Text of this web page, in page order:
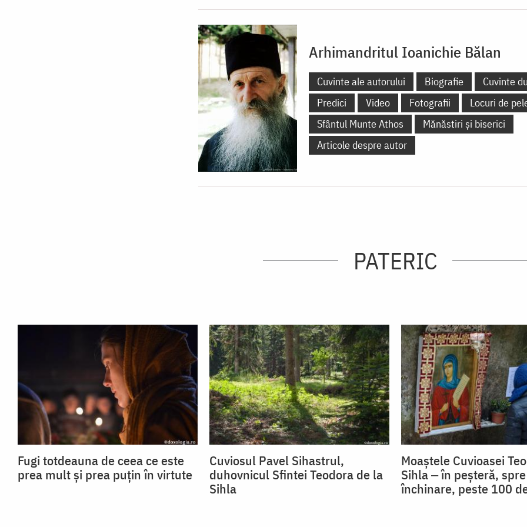
Arhimandritul Ioanichie Bălan
Cuvinte ale autorului Biografie
Cuvinte
Predici
Video Fotografii
Locuri de
Sfântul Munte Athos
Mănăstiri și biserici
Articole despre autor
PATERIC
Fugi totdeauna de ceea ce este
prea mult și prea puțin în virtute
Cuviosul Pavel Sihastrul,
duhovnicul Sfintei Teodora de la
Sihla
Moaștele Cuvioasei
Sihla ‒ în peșteră, spre
închinare, peste 100